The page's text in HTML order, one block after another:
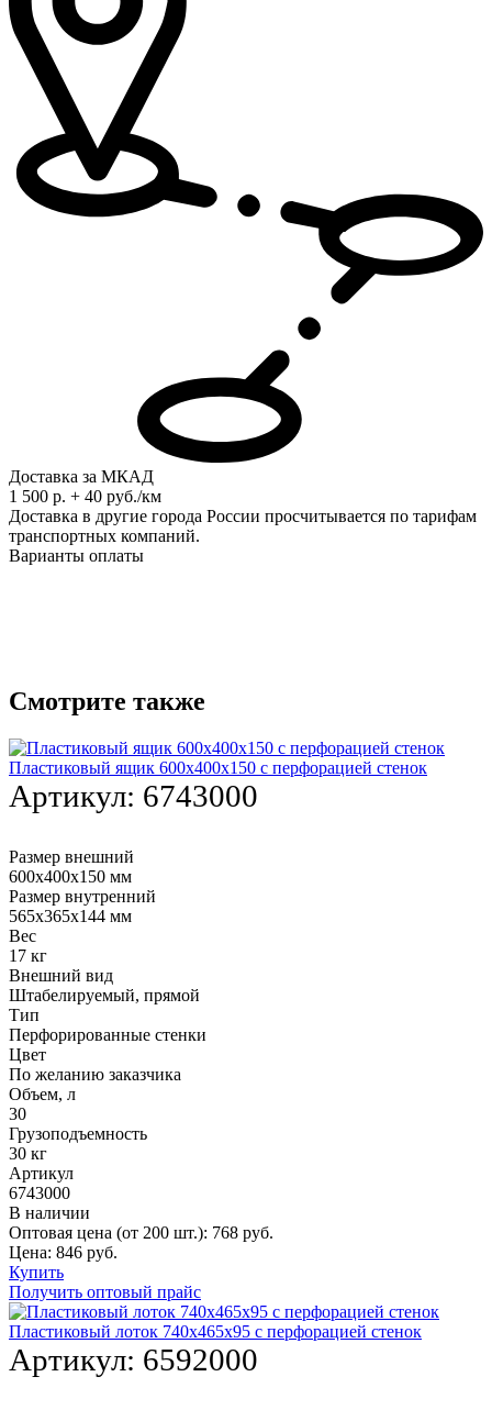
Доставка за МКАД
1 500 р. + 40 руб./км
Доставка в другие города России просчитывается по тарифам
транспортных компаний.
Варианты оплаты
Смотрите также
Пластиковый ящик 600х400х150 с перфорацией стенок
Артикул: 6743000
Размер внешний
600х400х150 мм
Размер внутренний
565х365х144 мм
Вес
17 кг
Внешний вид
Штабелируемый, прямой
Тип
Перфорированные стенки
Цвет
По желанию заказчика
Объем, л
30
Грузоподъемность
30 кг
Артикул
6743000
В наличии
Оптовая цена (от 200 шт.): 768 руб.
Цена: 846 руб.
Купить
Получить оптовый прайс
Пластиковый лоток 740х465х95 с перфорацией стенок
Артикул: 6592000